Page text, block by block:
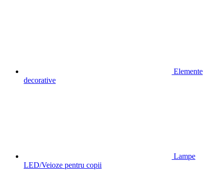
Elemente
decorative
Lampe
LED/Veioze pentru copii